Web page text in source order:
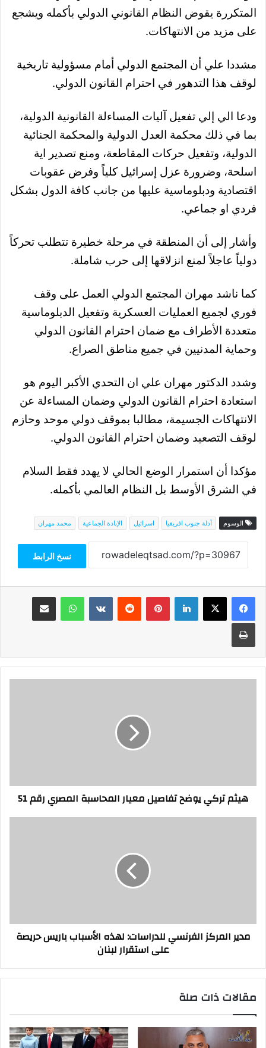
المتكررة يقوض النظام القانوني الدولي بأكمله ويشجع
على مزيد من الانتهاكات.
مشددا علي أن المجتمع الدولي أمام مسؤولية تاريخية
لوقف هذا التدهور في احترام القانون الدولي.
ودعا الي إلي تفعيل آليات المساءلة القانونية الدولية،
بما في ذلك محكمة العدل الدولية والمحكمة الجنائية
الدولية، وتفعيل حركات المقاطعة، ومنع تصدير اية
اسلحة، وضرورة عزل إسرائيل كلياً وفرض عقوبات
اقتصادية ودبلوماسية عليها من جانب كافة الدول بشكل
فردي او جماعي.
وأشار إلى أن المنطقة في مرحلة خطيرة تتطلب تحركاً
دولياً عاجلاً لمنع انزلاقها إلى حرب شاملة.
كما ناشد مهران المجتمع الدولي العمل على وقف
فوري لجميع العمليات العسكرية وتفعيل الدبلوماسية
متعددة الأطراف مع ضمان احترام القانون الدولي
وحماية المدنيين في جميع مناطق الصراع.
وشدد الدكتور مهران علي ان التحدي الأكبر اليوم هو
استعادة احترام القانون الدولي وضمان المساءلة عن
الانتهاكات الجسيمة، مطالبا بموقف دولي موحد وحازم
لوقف التصعيد وضمان احترام القانون الدولي.
مؤكدا أن استمرار الوضع الحالي لا يهدد فقط السلام
في الشرق الأوسط بل النظام العالمي بأكمله.
الوسوم أدلة جنوب افريقيا اسرائيل الإبادة الجماعية محمد مهران
نسخ الرابط
فيسبوك‫X لينكدإن بينتيريست واتساب مشاركة عبر البريد
طباعة
51
هيثم تركي يوضح تفاصيل معيار المحاسبة المصري رقم 51
على
استقرار
مدير المركز الفرنسي للدراسات: لهذه الأسباب باريس حريصة
على استقرار لبنان
مقالات ذات صلة